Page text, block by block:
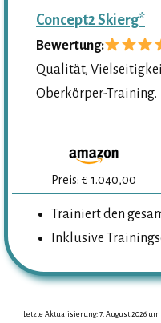
Concept2 Skierg*
Bewertung:
Qualität,
Oberkörper-Training.
Trainiert den
Inklusive
Preis: € 1.040,00
Letzte Aktualisierung: 7. August 2026